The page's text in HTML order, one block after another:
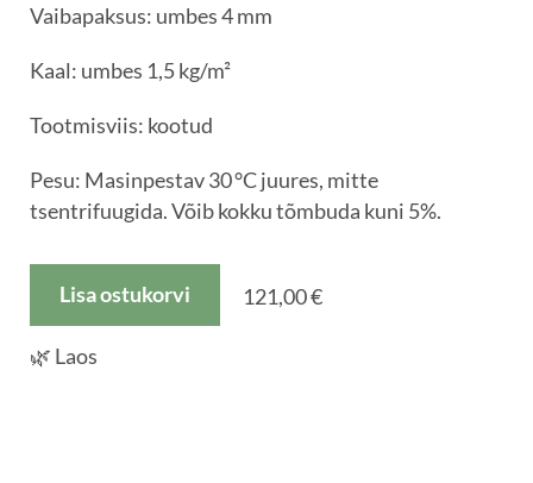
Vaibapaksus: umbes 4 mm
Kaal: umbes 1,5 kg/m²
Tootmisviis: kootud
Pesu: Masinpestav 30 °C juures, mitte
tsentrifuugida. Võib kokku tõmbuda kuni 5%.
Lisa ostukorvi 121,00 €
🌿 Laos